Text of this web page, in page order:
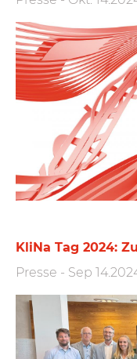
KliNa Tag 2024:
Presse - Sep